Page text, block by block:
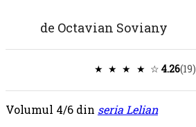
de Octavian Soviany
★ ★ ★ ★ ☆ 4.26(19)
Volumul 4/6 din seria Lelian